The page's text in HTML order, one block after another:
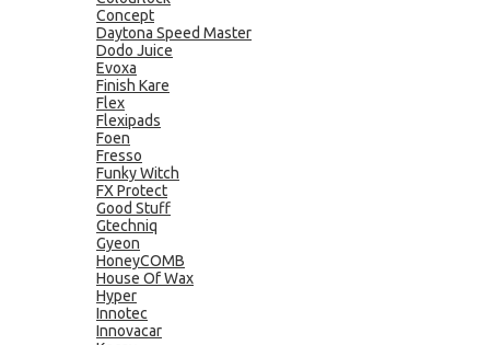
Concept
Daytona Speed Master
Dodo Juice
Evoxa
Finish Kare
Flex
Flexipads
Foen
Fresso
Funky Witch
FX Protect
Good Stuff
Gtechniq
Gyeon
HoneyCOMB
House Of Wax
Hyper
Innotec
Innovacar